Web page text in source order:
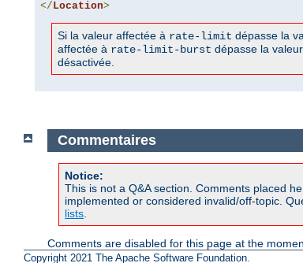
</Location>
Si la valeur affectée à rate-limit dépasse la
affectée à rate-limit-burst dépasse la
désactivée.
Commentaires
Notice:
This is not a Q&A section. Comments placed
implemented or considered invalid/off-topic.
lists
Comments are disabled for this page at the
Copyright 2021 The Apache Software Foundation.